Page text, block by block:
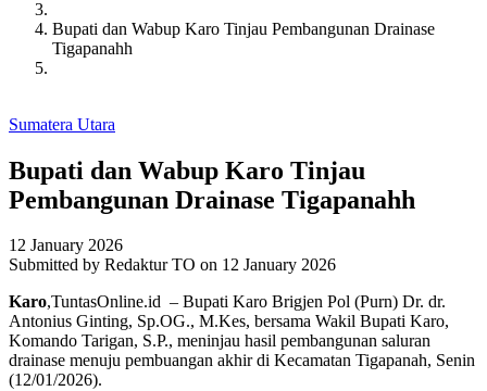
Bupati dan Wabup Karo Tinjau Pembangunan Drainase
Tigapanahh
Sumatera Utara
Bupati dan Wabup Karo Tinjau
Pembangunan Drainase Tigapanahh
12 January 2026
Submitted by Redaktur TO on 12 January 2026
Karo,TuntasOnline.id – Bupati Karo Brigjen Pol (Purn) Dr. dr.
Antonius Ginting, Sp.OG., M.Kes, bersama Wakil Bupati Karo,
Komando Tarigan, S.P., meninjau hasil pembangunan saluran
drainase menuju pembuangan akhir di Kecamatan Tigapanah, Senin
(12/01/2026).